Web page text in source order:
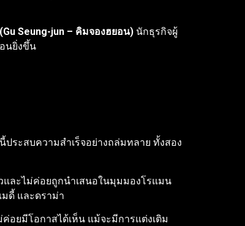
Seung-jun – คิมจองฮยอน) นักธุรกิจผู้
นยิ่งขึ้น
ระสบความสำเร็จอย่างถล่มทลาย ทั้งสอง
และไม่ค่อยถูกนำเสนอในมุมมองโรแมน
ดี้ และดราม่า
ยมีโอกาสได้เห็น แม้จะมีการแต่งเติม